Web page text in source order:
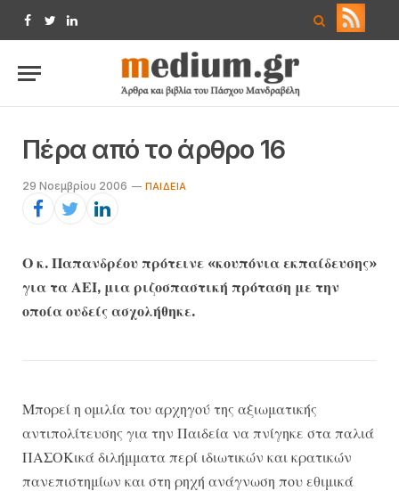
Facebook
TwitterLinkedIn
Πέρα από το άρθρο 16
29 Νοεμβρίου 2006 ΠΑΙΔΕΊΑ
Ο κ. Παπανδρέου πρότεινε «κουπόνια εκπαίδευσης»
για τα ΑΕΙ, μια ριζοσπαστική πρόταση με την
οποία ουδείς ασχολήθηκε.
Μπορεί η ομιλία του αρχηγού της αξιωματικής
αντιπολίτευσης για την Παιδεία να πνίγηκε στα παλιά
ΠΑΣΟΚικά διλήμματα περί ιδιωτικών και κρατικών
πανεπιστημίων και στη ρηχή ανάγνωση που εθιμικά